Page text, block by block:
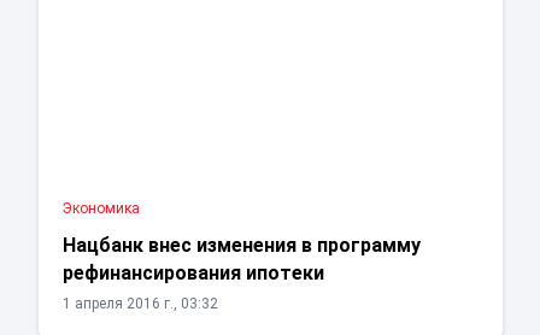
Экономика
Нацбанк внес изменения в программу
рефинансирования ипотеки
1 апреля 2016 г., 03:32